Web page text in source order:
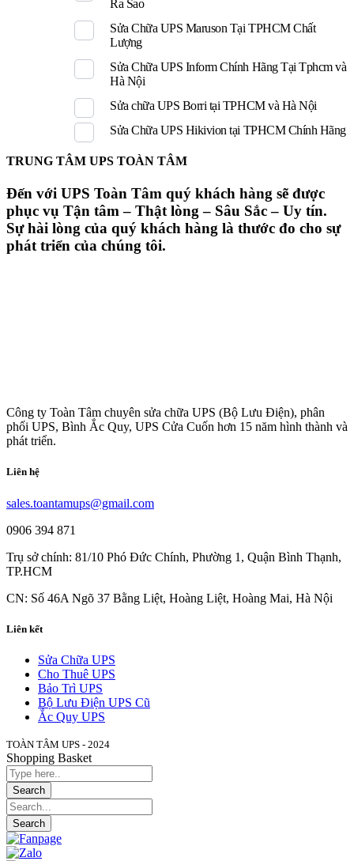
Ra Sao
Sửa Chữa UPS Maruson Tại TPHCM Chất
Lượng
Sửa Chữa UPS Inform Chính Hãng Tại Tphcm và
Hà Nội
Sửa chữa UPS Borri tại TPHCM và Hà Nội
Sửa Chữa UPS Hikivion tại TPHCM Chính Hãng
TRUNG TÂM UPS TOÀN TÂM
Đến với UPS Toàn Tâm quý khách hàng sẽ được
phục vụ Tận tâm – Thật lòng – Sâu Sắc – Uy tín.
Sự hài lòng của quý khách hàng là thước đo cho sự
phát triển của chúng tôi.
Công ty Toàn Tâm chuyên sửa chữa UPS (Bộ Lưu Điện), phân
phối UPS, Bình Ắc Quy, UPS Cửa Cuốn hơn 15 năm hình thành và
phát triển.
Liên hệ
sales.toantamups@gmail.com
0906 394 871
Trụ sở chính: 81/10 Phó Đức Chính, Phường 1, Quận Bình Thạnh,
TP.HCM
CN: Số 46A Ngõ 37 Bằng Liệt, Hoàng Liệt, Hoàng Mai, Hà Nội
Liên kết
Sửa Chữa UPS
Cho Thuê UPS
Bảo Trì UPS
Bộ Lưu Điện UPS Cũ
Ắc Quy UPS
TOÀN TÂM UPS - 2024
Shopping Basket